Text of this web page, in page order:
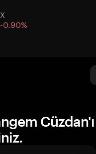
-0.90%
Cüzdan'ı